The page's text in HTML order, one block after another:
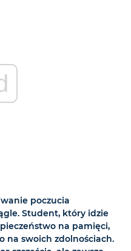
poczucia
Student, który idzie
na pamięci,
na swoich zdolnościach.